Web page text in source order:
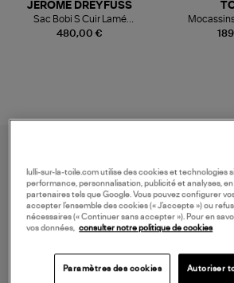
480,00 €
JEROME DREYFUSS
Sac Bobi S Cuir Lamé
Champagne
à partir de 150 € d'achat*
lulli-sur-la-toile.com utilise des cookies et technologies
performance, personnalisation, publicité et analyses,
partenaires tels que Google. Vous pouvez configurer
accepter l’ensemble des cookies (« J’accepte ») ou
nécessaires (« Continuer sans accepter »). Pour en
vos données,
consulter notre politique de cookies
Paramètres des cookies Autoriser